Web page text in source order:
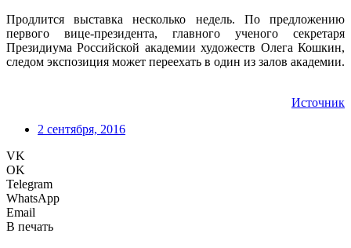
Продлится выставка несколько недель. По предложению
первого вице-президента, главного ученого секретаря
Президиума Российской академии художеств Олега Кошкин,
следом экспозиция может переехать в один из залов академии.
Источник
2 сентября, 2016
VK
OK
Telegram
WhatsApp
Email
В печать